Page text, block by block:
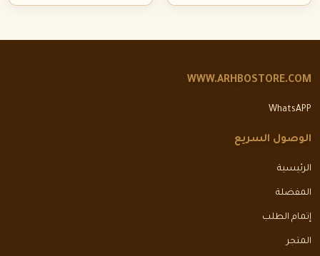
WWW.ARHBOSTORE.COM
WhatsAPP
الوصول السريع
الرئيسية
المفضلة
إتمام الطلب
المتجر